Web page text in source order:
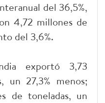
del 36,5%,
4,72 millones de
del 3,6%.
exportó 3,73
un 27,3% menos;
de toneladas, un